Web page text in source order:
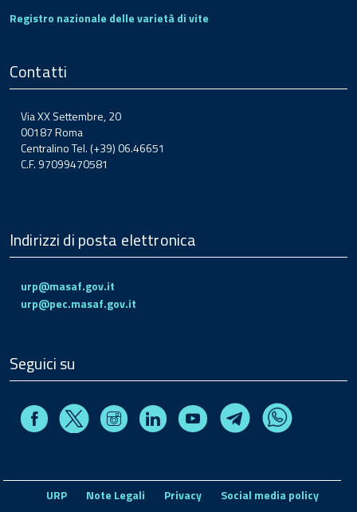
Registro nazionale delle varietà di vite
Contatti
Via XX Settembre, 20
00187 Roma
Centralino Tel. (+39) 06.46651
C.F. 97099470581
Indirizzi di posta elettronica
urp@masaf.gov.it
urp@pec.masaf.gov.it
Seguici su
FacebookX InstagramLinkedin Youtube TelegramWhatsapp
URP Note Legali Privacy
Social media policy